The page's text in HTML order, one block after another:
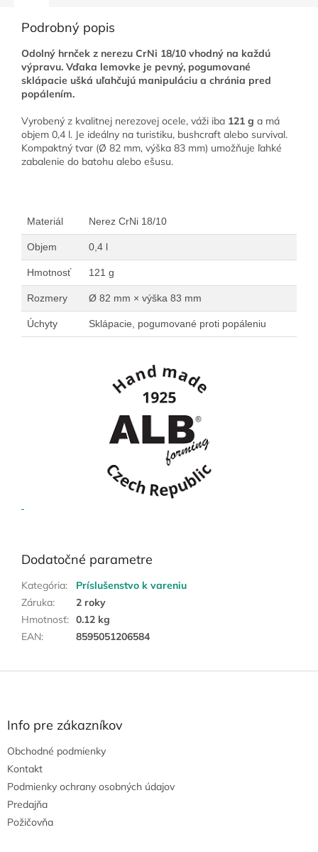
Podrobný popis
Odolný hrnček z nerezu CrNi 18/10 vhodný na každú
výpravu. Vďaka lemovke je pevný, pogumované
sklápacie ušká uľahčujú manipuláciu a chránia pred
popálením.
Vyrobený z kvalitnej nerezovej ocele, váži iba 121 g a má
objem 0,4 l. Je ideálny na turistiku, bushcraft alebo survival.
Kompaktný tvar (Ø 82 mm, výška 83 mm) umožňuje ľahké
zabalenie do batohu alebo ešusu.
Materiál Nerez CrNi 18/10
Objem 0,4 l
Hmotnosť 121 g
Rozmery Ø 82 mm × výška 83 mm
Úchyty Sklápacie, pogumované proti popáleniu
Dodatočné parametre
Kategória:
Príslušenstvo k vareniu
Záruka:
2 roky
Hmotnosť: 0.12 kg
EAN: 8595051206584
Z
Info pre zákazníkov
Obchodné podmienky
Kontakt
Podmienky ochrany osobných údajov
Predajňa
Požičovňa